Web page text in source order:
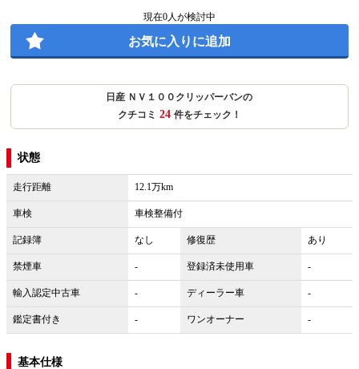
現在0人が検討中
お気に入りに追加
日産 ＮＶ１００クリッパーバンの
クチコミ 24 件をチェック！
状態
走行距離 12.1万km
車検 車検整備付
記録簿 なし 修復歴 あり
禁煙車 - 登録済未使用車 -
輸入認定中古車 - ディーラー車 -
鑑定書付き - ワンオーナー -
基本仕様